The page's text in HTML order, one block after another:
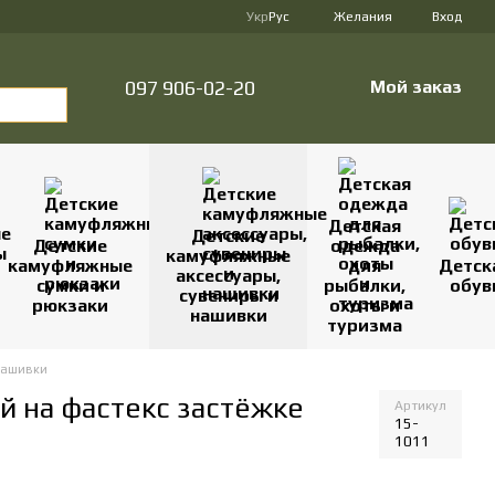
УкрРус Желания Вход
097 906-02-20 Мой заказ
Детские
камуфляжные
сумки и
рюкзаки
Детские
камуфляжные
аксессуары,
сувениры и
нашивки
Детская
одежда
для
рыбалки,
охоты и
туризма
на фастекс застёжке
Артикул
15-
1011